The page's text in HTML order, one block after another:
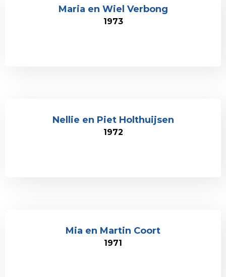
Maria en Wiel Verbong
1973
Nellie en Piet Holthuijsen
1972
Mia en Martin Coort
1971